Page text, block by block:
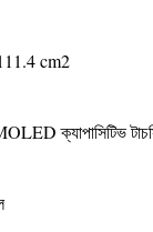
cm2
ক্যাপাসিটিভ